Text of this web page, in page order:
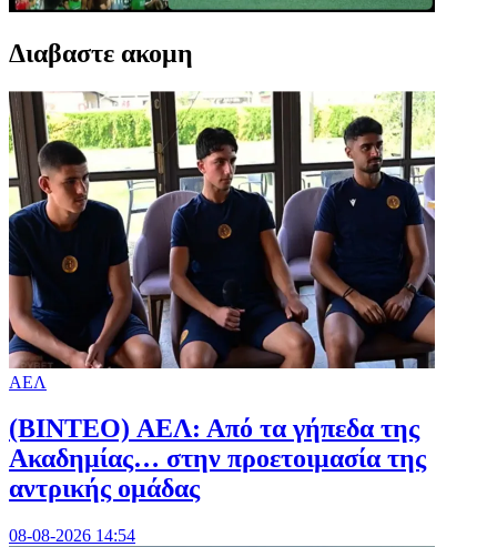
Διαβαστε ακομη
ΑΕΛ
(BINTEO) ΑΕΛ: Από τα γήπεδα της
Ακαδημίας… στην προετοιμασία της
αντρικής ομάδας
08-08-2026 14:54